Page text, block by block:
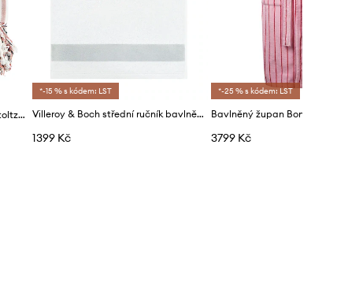
Velký bavlněný ručník Madam Stoltz 100 x 180 cm
*-15 % s kódem: LST
Villeroy & Boch střední ručník bavlněný 80 x 150 cm
1399 Kč
*-25 % s kódem: LST
3799 Kč